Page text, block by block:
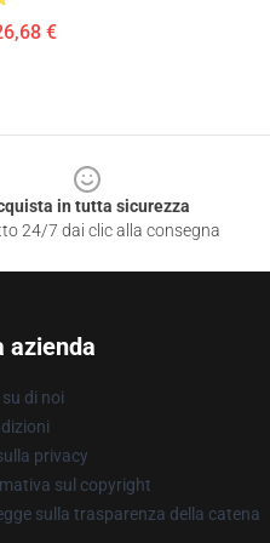
€
in tutta sicurezza
24/7 dai clic alla consegna
azienda
di noi
privacy
sul copyright
sulla trasparenza della catena